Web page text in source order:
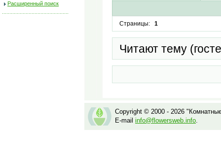
Расширенный поиск
Страницы: 1
Читают тему
Copyright © 2000 - 2026
E-mail info@flowersweb.info.